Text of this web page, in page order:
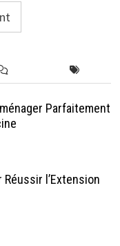
Parfaitement
l’Extension